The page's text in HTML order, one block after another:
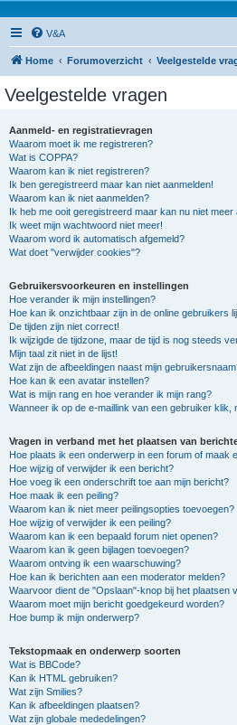
V&A
Home Forumoverzicht Veelgestelde
Veelgestelde vragen
Aanmeld- en registratievragen
Waarom moet ik me registreren?
Wat is COPPA?
Waarom kan ik niet registreren?
Ik ben geregistreerd maar kan niet aanmelden!
Waarom kan ik niet aanmelden?
Ik heb me ooit geregistreerd maar kan nu niet meer
Ik weet mijn wachtwoord niet meer!
Waarom word ik automatisch afgemeld?
Wat doet "verwijder cookies"?
Gebruikersvoorkeuren en instellingen
Hoe verander ik mijn instellingen?
Hoe kan ik onzichtbaar zijn in de online gebruikers
De tijden zijn niet correct!
Ik wijzigde de tijdzone, maar de tijd is nog steeds
Mijn taal zit niet in de lijst!
Wat zijn de afbeeldingen naast mijn
Hoe kan ik een avatar instellen?
Wat is mijn rang en hoe verander ik mijn rang?
Wanneer ik op de e-maillink van een gebruiker klik,
Vragen in verband met het plaatsen van
Hoe plaats ik een onderwerp in een forum of maak
Hoe wijzig of verwijder ik een bericht?
Hoe voeg ik een onderschrift toe aan mijn bericht?
Hoe maak ik een peiling?
Waarom kan ik niet meer peilingsopties toevoegen?
Hoe wijzig of verwijder ik een peiling?
Waarom kan ik een bepaald forum niet openen?
Waarom kan ik geen bijlagen toevoegen?
Waarom ontving ik een waarschuwing?
Hoe kan ik berichten aan een moderator melden?
Waarvoor dient de "Opslaan"-knop bij het plaatsen
Waarom moet mijn bericht goedgekeurd worden?
Hoe bump ik mijn onderwerp?
Tekstopmaak en onderwerp soorten
Wat is BBCode?
Kan ik HTML gebruiken?
Wat zijn Smilies?
Kan ik afbeeldingen plaatsen?
Wat zijn globale mededelingen?